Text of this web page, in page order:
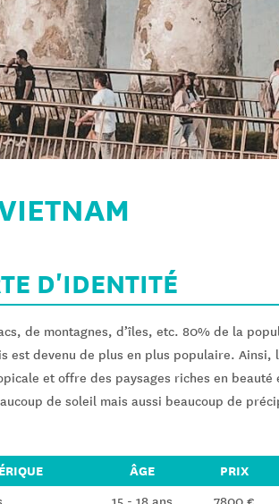
D'IDENTITÉ
de montagnes, d’îles, etc. 80% de la
est devenu de plus en plus populaire.
et offre des paysages riches en
de soleil mais aussi beaucoup de
ÂGE PRIX